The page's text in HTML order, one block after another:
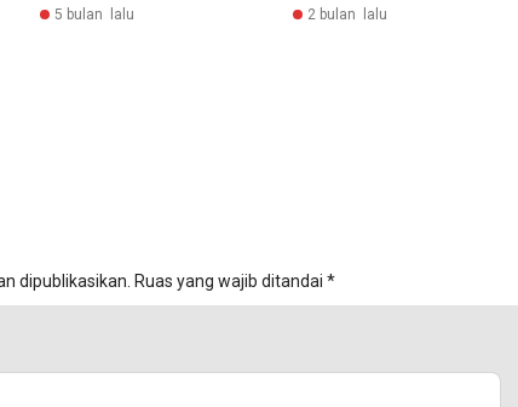
5 bulan lalu 2 bulan lalu
dipublikasikan. Ruas yang wajib ditandai *